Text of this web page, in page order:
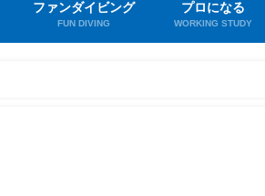
ファンダイビング
FUN DIVING
プロになる
WORKING STUDY